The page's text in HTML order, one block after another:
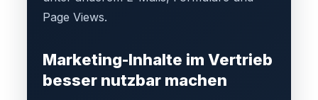
Page Views.
Marketing-Inhalte im Vertrieb
besser nutzbar machen